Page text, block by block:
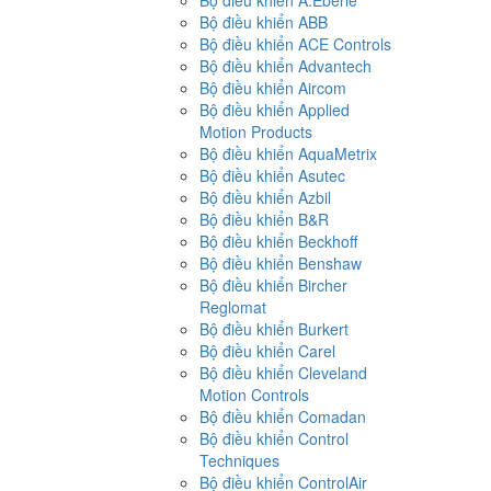
Bộ điều khiển ABB
Bộ điều khiển ACE Controls
Bộ điều khiển Advantech
Bộ điều khiển Aircom
Bộ điều khiển Applied
Motion Products
Bộ điều khiển AquaMetrix
Bộ điều khiển Asutec
Bộ điều khiển Azbil
Bộ điều khiển B&R
Bộ điều khiển Beckhoff
Bộ điều khiển Benshaw
Bộ điều khiển Bircher
Reglomat
Bộ điều khiển Burkert
Bộ điều khiển Carel
Bộ điều khiển Cleveland
Motion Controls
Bộ điều khiển Comadan
Bộ điều khiển Control
Techniques
Bộ điều khiển ControlAir